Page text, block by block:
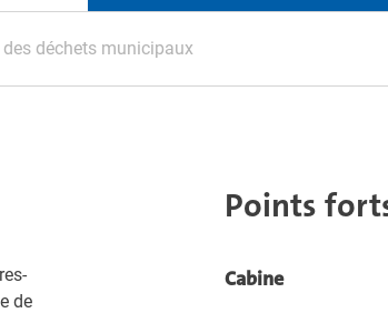
déchets municipaux
de
Points
Cabine